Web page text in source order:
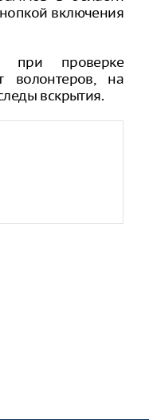
включения
при проверке
волонтеров, на
вскрытия.